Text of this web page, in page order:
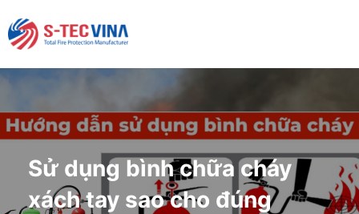
Sử dụng bình chữa cháy
xách tay sao cho đúng